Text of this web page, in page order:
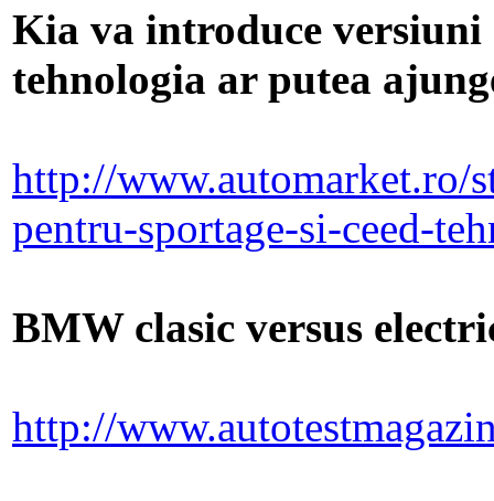
Kia va introduce versiuni
tehnologia ar putea
http://
pentru-sportage-si-ceed-
BMW clasic versus
http://